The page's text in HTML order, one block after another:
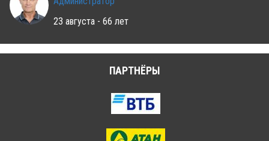
23 августа - 66 лет
ПАРТНЁРЫ